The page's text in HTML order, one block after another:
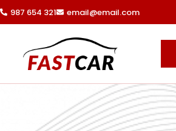
Ir
al
contenido
987 654 321 email@email.com